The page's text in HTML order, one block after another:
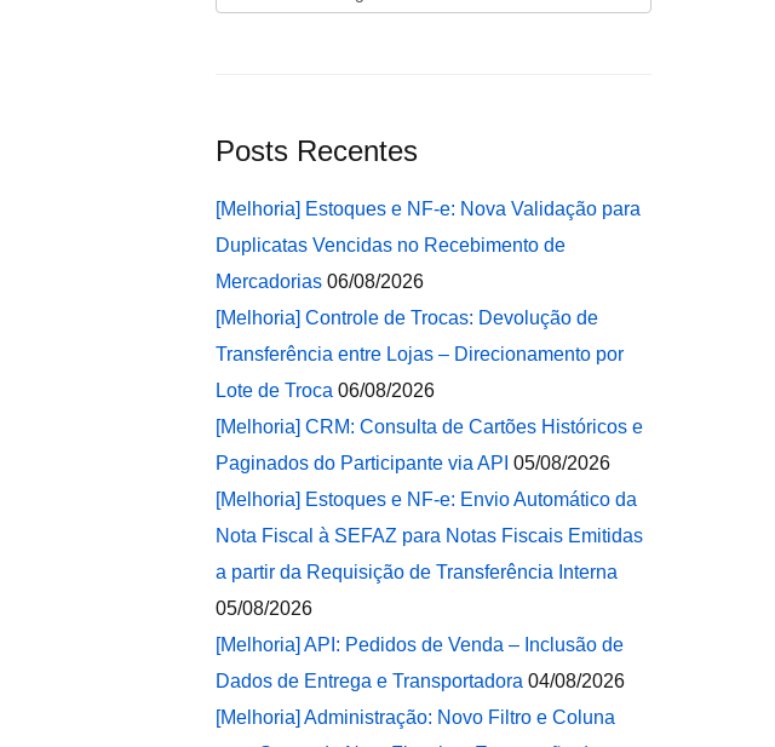
Posts Recentes
[Melhoria] Estoques e NF-e: Nova Validação para
Duplicatas Vencidas no Recebimento de
Mercadorias 06/08/2026
[Melhoria] Controle de Trocas: Devolução de
Transferência entre Lojas – Direcionamento por
Lote de Troca 06/08/2026
[Melhoria] CRM: Consulta de Cartões Históricos e
Paginados do Participante via API 05/08/2026
[Melhoria] Estoques e NF-e: Envio Automático da
Nota Fiscal à SEFAZ para Notas Fiscais Emitidas
a partir da Requisição de Transferência Interna
05/08/2026
[Melhoria] API: Pedidos de Venda – Inclusão de
Dados de Entrega e Transportadora 04/08/2026
[Melhoria] Administração: Novo Filtro e Coluna